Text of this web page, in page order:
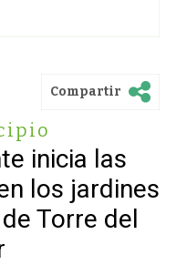
Compartir
inicia las
los jardines
Torre del